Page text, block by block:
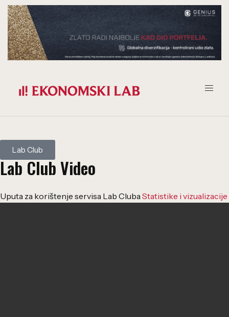
Lab Club
Lab Club Video
Uputa za korištenje servisa Lab Cluba Statistike i vizualizacije